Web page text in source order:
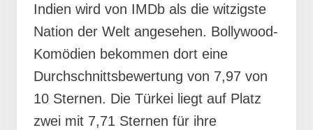
Indien wird von IMDb als die witzigste
Nation der Welt angesehen. Bollywood-
Komödien bekommen dort eine
Durchschnittsbewertung von 7,97 von
10 Sternen. Die Türkei liegt auf Platz
zwei mit 7,71 Sternen für ihre